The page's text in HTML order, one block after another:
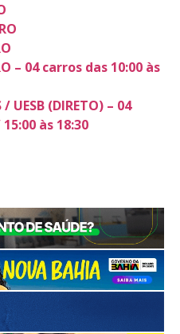
– 04 carros das 10:00 às
/ UESB (DIRETO) – 04
às 18:30